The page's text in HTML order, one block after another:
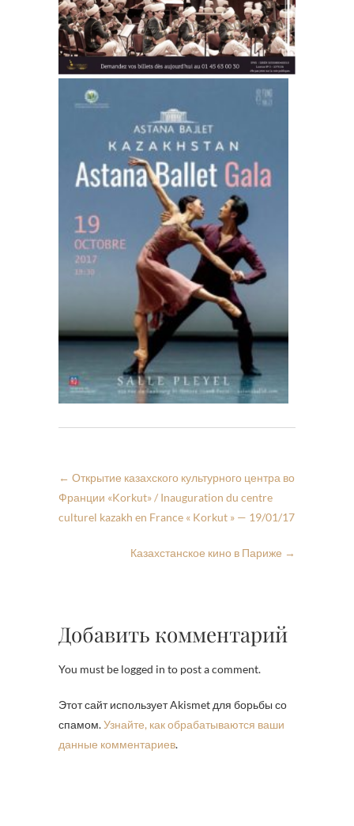
← Открытие казахского культурного центра во
Франции «Korkut» / Inauguration du centre
culturel kazakh en France « Korkut » — 19/01/17
Казахстанское кино в Париже →
Добавить комментарий
You must be logged in to post a comment.
Этот сайт использует Akismet для борьбы со
спамом.Узнайте, как обрабатываются ваши
данные комментариев.